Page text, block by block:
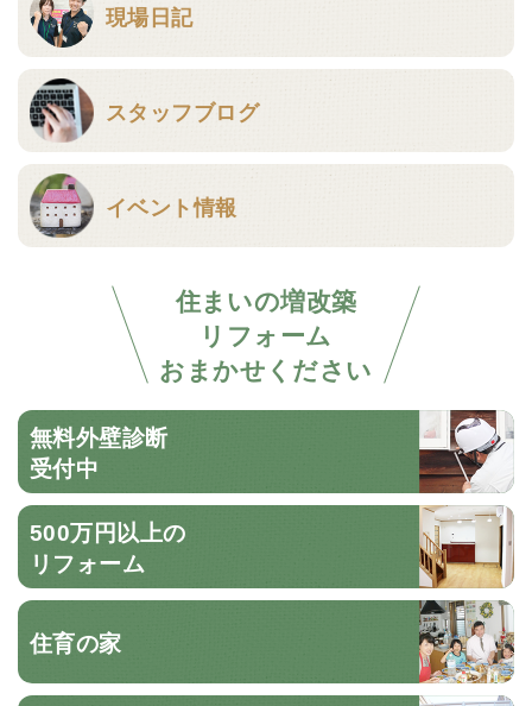
現場日記
スタッフブログ
イベント情報
住まいの増改築
リフォーム
おまかせください
無料外壁診断
受付中
500万円以上の
リフォーム
住育の家